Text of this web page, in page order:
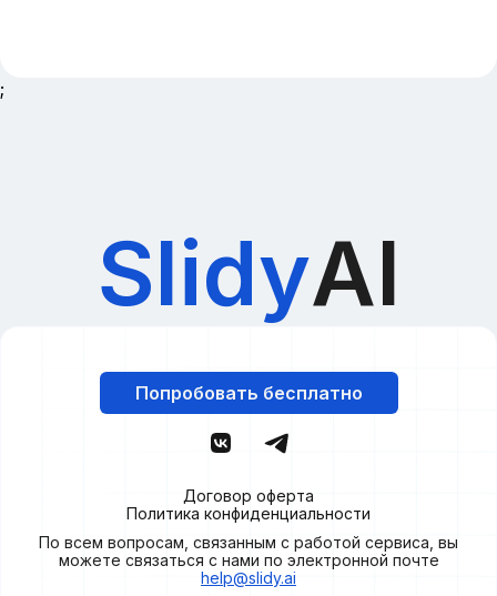
;
SlidyAI
Попробовать бесплатно
Договор оферта
Политика конфиденциальности
По всем вопросам, связанным с работой сервиса, вы
можете связаться с нами по электронной почте
help@slidy.ai